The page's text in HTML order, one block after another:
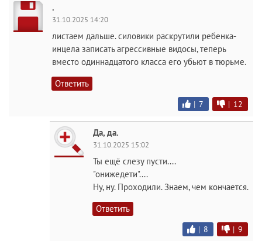
.
31.10.2025 14:20
листаем дальше. силовики раскрутили ребенка-
инцела записать агрессивные видосы, теперь
вместо одиннадцатого класса его убьют в тюрьме.
Ответить
| 7 | 12
Да, да.
31.10.2025 15:02
Ты ещё слезу пусти....
"онижедети"....
Ну, ну. Проходили. Знаем, чем кончается.
Ответить
| 8 | 9